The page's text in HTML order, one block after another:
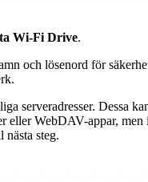
Wi-Fi Drive.
och lösenord för
serveradresser. Dessa
eller WebDAV-appar, men
steg.